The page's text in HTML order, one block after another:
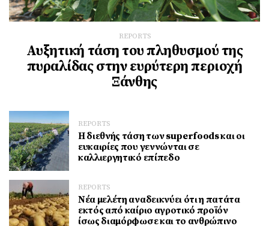
REPORTS
Αυξητική τάση του πληθυσμού της
πυραλίδας στην ευρύτερη περιοχή
Ξάνθης
REPORTS
Η διεθνής τάση των superfoods και οι
ευκαιρίες που γεννώνται σε
καλλιεργητικό επίπεδο
REPORTS
Νέα μελέτη αναδεικνύει ότι η πατάτα
εκτός από καίριο αγροτικό προϊόν
ίσως διαμόρφωσε και το ανθρώπινο